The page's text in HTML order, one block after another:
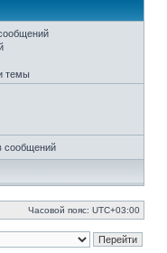
темы
сообщений
Часовой пояс: UTC+03:00